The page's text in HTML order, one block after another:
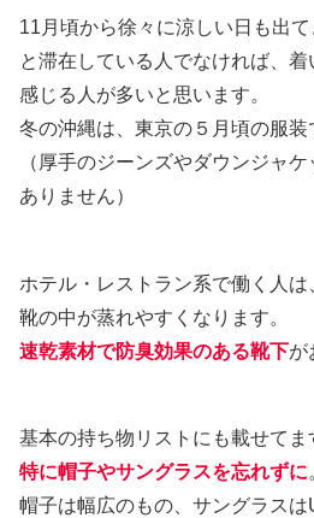
11月頃から徐々に涼しい日も出
と滞在している人でなければ、
感じる人が多いと思います。
冬の沖縄は、東京の５月頃の服装
（厚手のジーンズやダウンジャ
ありません）
ホテル・レストラン系で働く人
靴の中が蒸れやすくなります。
速乾素材で防臭効果のある靴下が
基本の持ち物リストにも載せて
特に帽子やサングラスを忘れずに
帽子は幅広のもの、サングラス